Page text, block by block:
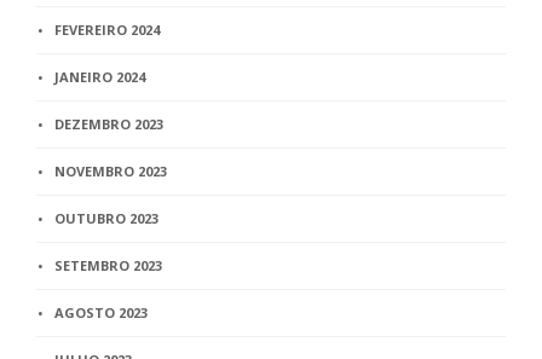
FEVEREIRO 2024
JANEIRO 2024
DEZEMBRO 2023
NOVEMBRO 2023
OUTUBRO 2023
SETEMBRO 2023
AGOSTO 2023